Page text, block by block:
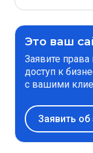
Это ваш
Заявите права
доступ к
с вашими
Заявить